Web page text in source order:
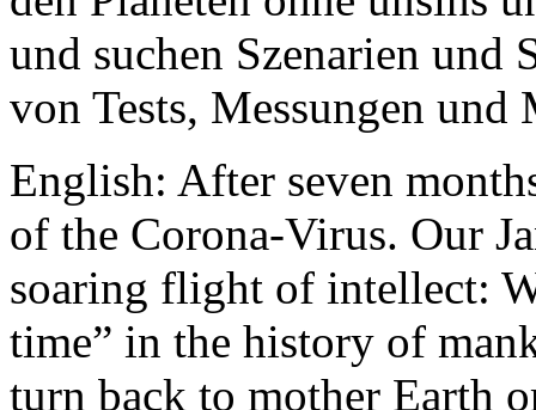
und suchen Szenarien und
von Tests, Messungen und
English: After seven
of the Corona-Virus. Our
soaring flight of intellect:
time” in the history of
turn back to mother Earth